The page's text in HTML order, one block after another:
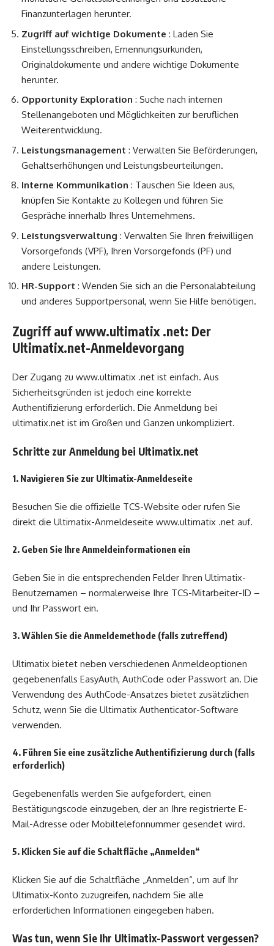
Finanzunterlagen herunter.
Zugriff auf wichtige Dokumente : Laden Sie
Einstellungsschreiben, Ernennungsurkunden,
Originaldokumente und andere wichtige Dokumente
herunter.
Opportunity Exploration : Suche nach internen
Stellenangeboten und Möglichkeiten zur beruflichen
Weiterentwicklung.
Leistungsmanagement : Verwalten Sie Beförderungen,
Gehaltserhöhungen und Leistungsbeurteilungen.
Interne Kommunikation : Tauschen Sie Ideen aus,
knüpfen Sie Kontakte zu Kollegen und führen Sie
Gespräche innerhalb Ihres Unternehmens.
Leistungsverwaltung : Verwalten Sie Ihren freiwilligen
Vorsorgefonds (VPF), Ihren Vorsorgefonds (PF) und
andere Leistungen.
HR-Support : Wenden Sie sich an die Personalabteilung
und anderes Supportpersonal, wenn Sie Hilfe benötigen.
Zugriff auf www.ultimatix .net: Der
Ultimatix.net-Anmeldevorgang
Der Zugang zu www.ultimatix .net ist einfach. Aus
Sicherheitsgründen ist jedoch eine korrekte
Authentifizierung erforderlich. Die Anmeldung bei
ultimatix.net ist im Großen und Ganzen unkompliziert.
Schritte zur Anmeldung bei Ultimatix.net
1. Navigieren Sie zur Ultimatix-Anmeldeseite
Besuchen Sie die offizielle TCS-Website oder rufen Sie
direkt die Ultimatix-Anmeldeseite www.ultimatix .net auf.
2. Geben Sie Ihre Anmeldeinformationen ein
Geben Sie in die entsprechenden Felder Ihren Ultimatix-
Benutzernamen – normalerweise Ihre TCS-Mitarbeiter-ID –
und Ihr Passwort ein.
3. Wählen Sie die Anmeldemethode (falls zutreffend)
Ultimatix bietet neben verschiedenen Anmeldeoptionen
gegebenenfalls EasyAuth, AuthCode oder Passwort an. Die
Verwendung des AuthCode-Ansatzes bietet zusätzlichen
Schutz, wenn Sie die Ultimatix Authenticator-Software
verwenden.
4. Führen Sie eine zusätzliche Authentifizierung durch (falls
erforderlich)
Gegebenenfalls werden Sie aufgefordert, einen
Bestätigungscode einzugeben, der an Ihre registrierte E-
Mail-Adresse oder Mobiltelefonnummer gesendet wird.
5. Klicken Sie auf die Schaltfläche „Anmelden“
Klicken Sie auf die Schaltfläche „Anmelden“, um auf Ihr
Ultimatix-Konto zuzugreifen, nachdem Sie alle
erforderlichen Informationen eingegeben haben.
Was tun, wenn Sie Ihr Ultimatix-Passwort vergessen?